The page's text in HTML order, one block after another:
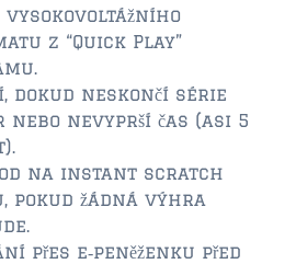
vysokovoltážního
z “Quick Play”
dokud neskončí série
nebo nevyprší čas (asi 5
na instant scratch
pokud žádná výhra
přes e‑peněženku před